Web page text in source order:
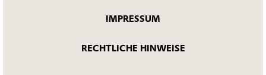
IMPRESSUM
RECHTLICHE HINWEISE